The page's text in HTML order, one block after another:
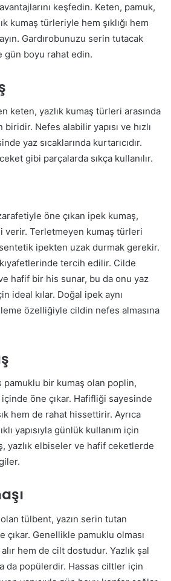
keşfedin. Keten, pamuk,
kumaş türleriyle hem şıklığı hem
Gardırobunuzu serin tutacak
gün boyu rahat edin.
keten, yazlık kumaş türleri arasında
Nefes alabilir yapısı ve hızlı
yaz sıcaklarında kurtarıcıdır.
gibi parçalarda sıkça kullanılır.
öne çıkan ipek kumaş,
verir. Terletmeyen kumaş türleri
ipekten uzak durmak gerekir.
tercih edilir. Cilde
hafif bir his sunar, bu da onu yaz
ideal kılar. Doğal ipek aynı
özelliğiyle cildin nefes almasına
pamuklu bir kumaş olan poplin,
öne çıkar. Hafifliği sayesinde
hem de rahat hissettirir. Ayrıca
yapısıyla günlük kullanım için
yazlık elbiseler ve hafif ceketlerde
tülbent, yazın serin tutan
çıkar. Genellikle pamuklu olması
hem de cilt dostudur. Yazlık şal
da popülerdir. Hassas ciltler için